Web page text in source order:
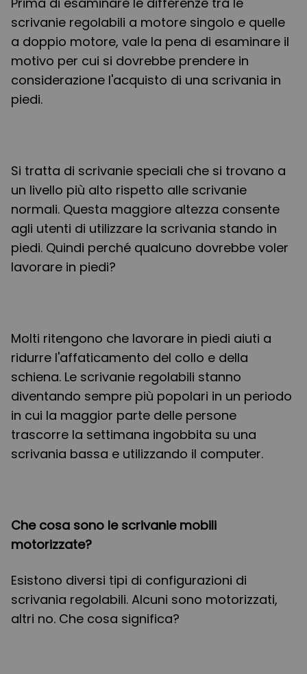
scrivanie regolabili a motore singolo e quelle
a doppio motore, vale la pena di esaminare il
motivo per cui si dovrebbe prendere in
considerazione l'acquisto di una scrivania in
piedi.
Si tratta di scrivanie speciali che si trovano a
un livello più alto rispetto alle scrivanie
normali. Questa maggiore altezza consente
agli utenti di utilizzare la scrivania stando in
piedi. Quindi perché qualcuno dovrebbe voler
lavorare in piedi?
Molti ritengono che lavorare in piedi aiuti a
ridurre l'affaticamento del collo e della
schiena. Le scrivanie regolabili stanno
diventando sempre più popolari in un periodo
in cui la maggior parte delle persone
trascorre la settimana ingobbita su una
scrivania bassa e utilizzando il computer.
Che cosa sono le scrivanie mobili
motorizzate?
Esistono diversi tipi di configurazioni di
scrivania regolabili. Alcuni sono motorizzati,
altri no. Che cosa significa?